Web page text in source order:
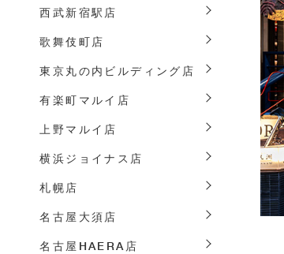
西武新宿駅店
歌舞伎町店
東京丸の内ビルディング店
有楽町マルイ店
上野マルイ店
横浜ジョイナス店
札幌店
名古屋大須店
名古屋HAERA店